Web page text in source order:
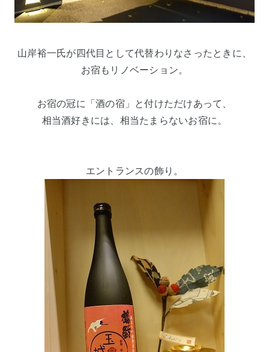
山岸裕一氏が四代目として代替わりなさったときに、
お宿もリノベーション。
お宿の冠に「酒の宿」と付けただけあって、
相当酒好きには、相当たまらないお宿に。
エントランスの飾り。